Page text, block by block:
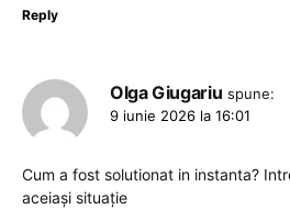
Reply
Olga Giugariu spune:
9 iunie 2026 la 16:01
Cum a fost solutionat in instanta?
aceiași situație